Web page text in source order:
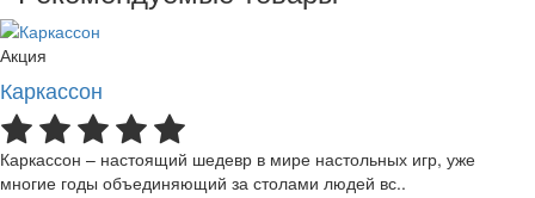
Акция
Каркассон
Каркассон – настоящий шедевр в мире настольных игр, уже
многие годы объединяющий за столами людей вс..